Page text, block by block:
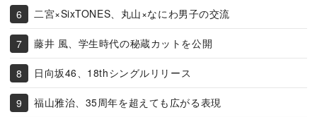
二宮×SixTONES、丸山×なにわ男子の交流
藤井 風、学生時代の秘蔵カットを公開
日向坂46、18thシングルリリース
福山雅治、35周年を超えても広がる表現